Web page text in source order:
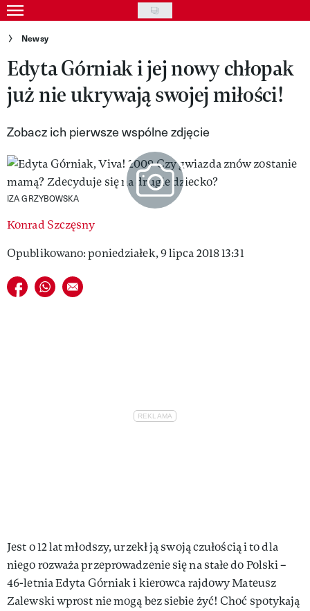
Skip
to
content
Gwiazdy
Ludzie
Moda
Kultura
VIVA!MODA
Newsy
Edyta Górniak i jej nowy chłopak
już nie ukrywają swojej miłości!
Zobacz ich pierwsze wspólne zdjęcie
IZA GRZYBOWSKA
Konrad Szczęsny
Opublikowano: poniedziałek, 9 lipca 2018 13:31
Udostępnij na facebook
Udostępnij na whatsapp
E-mail do przyjaciela
Jest o 12 lat młodszy, urzekł ją swoją czułością i to dla
niego rozważa przeprowadzenie się na stałe do Polski –
46-letnia Edyta Górniak i kierowca rajdowy Mateusz
Zalewski wprost nie mogą bez siebie żyć! Choć spotykają